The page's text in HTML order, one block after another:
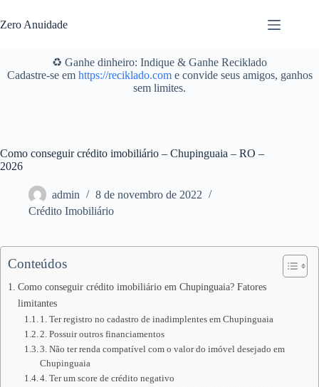
para
o
Zero Anuidade
♻️ Ganhe dinheiro: Indique & Ganhe Reciklado
Cadastre-se em https://reciklado.come convide seus amigos, ganhos
sem limites.
Como conseguir crédito imobiliário – Chupinguaia – RO –
2026
admin
8 de novembro de 2022
Crédito Imobiliário
Conteúdos
Como conseguir crédito imobiliário em Chupinguaia? Fatores
limitantes
1. Ter registro no cadastro de inadimplentes em Chupinguaia
2. Possuir outros financiamentos
3. Não ter renda compatível com o valor do imóvel desejado em
Chupinguaia
4. Ter um score de crédito negativo